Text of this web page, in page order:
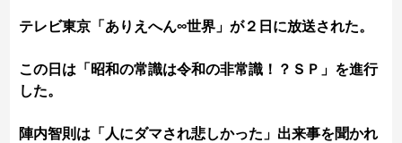
テレビ東京「ありえへん∞世界」が２日に放送された。
この日は「昭和の常識は令和の非常識！？ＳＰ」を進行
した。
陣内智則は「人にダマされ悲しかった」出来事を聞かれ